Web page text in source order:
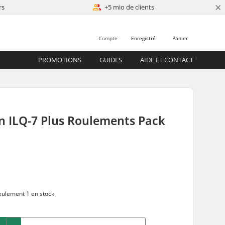
+5 mio de clients ×
Panier
Enregistré
Compte
PROMOTIONS GUIDES AIDE ET CONTACT
ILQ-7 Plus Roulements Pack
1 en stock